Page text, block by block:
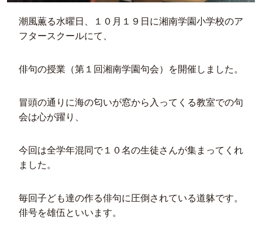
潮風薫る水曜日、１０月１９日に湘南学園小学校のア
フタースクールにて、
俳句の授業（第１回湘南学園句会）を開催しました。
冒頭の通りに海の匂いが窓から入ってくる教室での句
会は心が躍り、
今回は全学年混同で１０名の生徒さんが集まってくれ
ました。
毎回子ども達の作る俳句に圧倒されている道躰です。
俳号を雄伍といいます。